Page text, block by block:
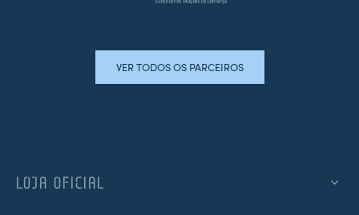
VER TODOS OS PARCEIROS
LOJA OFICIAL